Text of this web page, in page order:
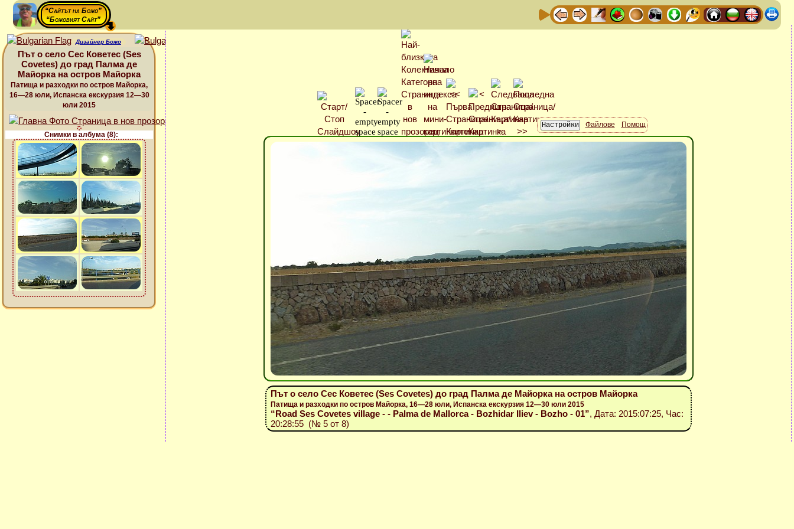
“Сайтът на Божо”
“Божовият Сайт”
Дизайнер Божо
Път о село Сес Коветес (Ses
Covetes) до град Палма де
Майорка на остров Майорка
Патища и разходки по остров Майорка,
16—28 юли, Испанска екскурзия 12—30
юли 2015
Снимки в албума (8):
Файлове Помощ
Път о село Сес Коветес (Ses Covetes) до град Палма де Майорка на остров Майорка
Патища и разходки по остров Майорка, 16—28 юли, Испанска екскурзия 12—30 юли 2015
“Road Ses Covetes village - - Palma de Mallorca - Bozhidar Iliev - Bozho - 01”, Дата: 2015:07:25, Час:
20:28:55 (№ 5 от 8)